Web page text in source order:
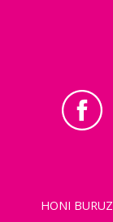
HONI BURUZ